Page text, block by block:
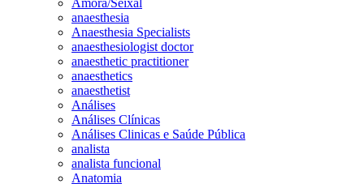
anaesthesia
Anaesthesia Specialists
anaesthesiologist doctor
anaesthetic practitioner
anaesthetics
anaesthetist
Análises
Análises Clínicas
Análises Clinicas e Saúde Pública
analista
analista funcional
Anatomia